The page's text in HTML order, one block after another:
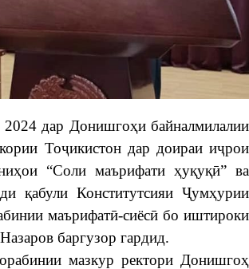
2024 дар Донишгоҳи байналмилалии
Тоҷикистон дар доираи иҷрои
“Соли маърифати ҳуқуқӣ” ва
қабули Конститутсияи Ҷумҳурии
маърифатӣ-сиёсӣ бо иштироки
баргузор гардид.
мазкур ректори Донишгоҳ